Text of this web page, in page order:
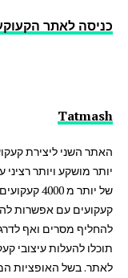
כניסה לאתר
Tatmash
יותר מושקע ויותר
של יותר מ
קעקועים עם אפשרות
להחליף מסרים ואף
תוכלו להעלות עיצובי
לאתר. בשל האופציות